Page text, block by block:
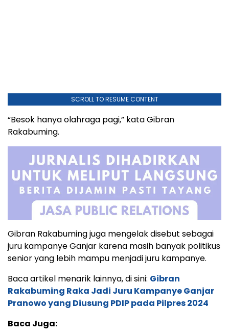
SCROLL TO RESUME CONTENT
“Besok hanya olahraga pagi,” kata Gibran
Rakabuming.
Gibran Rakabuming juga mengelak disebut sebagai
juru kampanye Ganjar karena masih banyak politikus
senior yang lebih mampu menjadi juru kampanye.
Baca artikel menarik lainnya, di sini: Gibran
Rakabuming Raka Jadi Juru Kampanye Ganjar
Pranowo yang Diusung PDIP pada Pilpres 2024
Baca Juga: